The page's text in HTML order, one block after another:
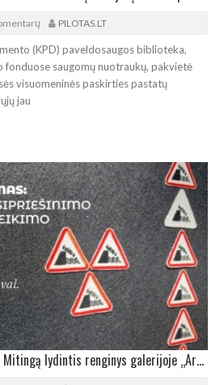
PILOTAS.LT
(KPD) paveldosaugos biblioteka,
fonduose saugomų nuotraukų, pakvietė
visuomeninės paskirties pastatų
jau
KULTŪRINIS PROTESTAS: Mitingą lydintis renginys galerijoje „Arka“